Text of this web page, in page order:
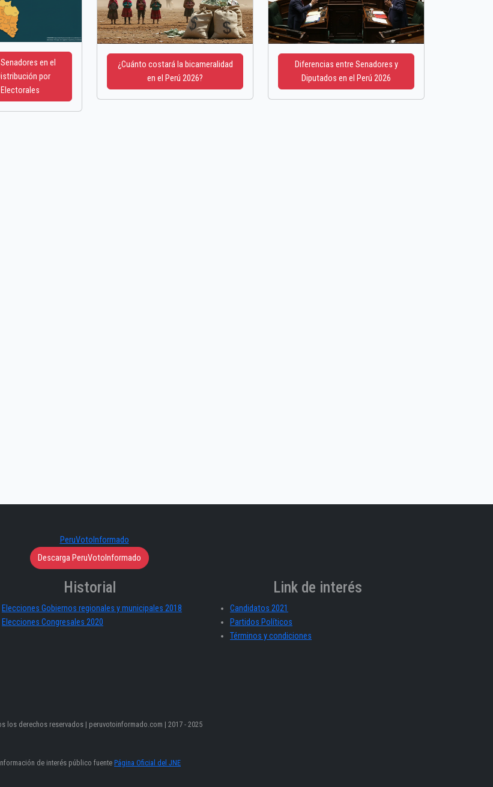
en el
por
¿Cuánto costará la bicameralidad
en el Perú 2026?
Diferencias entre Senadores y
Diputados en el Perú 2026
Descarga PeruVotoInformado
Historial
Elecciones Gobiernos regionales y municipales 2018
Elecciones Congresales 2020
Link de interés
Candidatos 2021
Partidos Políticos
Términos y condiciones
los derechos reservados | peruvotoinformado.com | 2017 - 2025
de interés público fuentePágina Oficial del JNE